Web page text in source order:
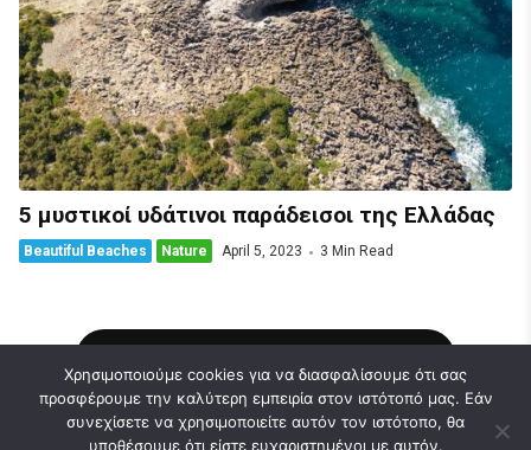
5 μυστικοί υδάτινοι παράδεισοι της Ελλάδας
Beautiful Beaches Nature April 5, 2023 3 Min Read
Χρησιμοποιούμε cookies για να διασφαλίσουμε ότι σας
προσφέρουμε την καλύτερη εμπειρία στον ιστότοπό μας. Εάν
συνεχίσετε να χρησιμοποιείτε αυτόν τον ιστότοπο, θα
υποθέσουμε ότι είστε ευχαριστημένοι με αυτόν.